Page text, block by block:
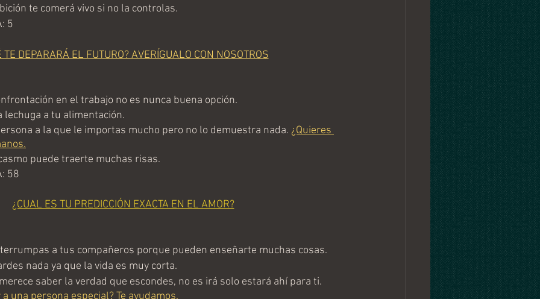
te comerá vivo si no la controlas.
5
TE DEPARARÁ EL FUTURO? AVERÍGUALO CON NOSOTROS
en el trabajo no es nunca buena opción.
lechuga a tu alimentación.
a la que le importas mucho pero no lo demuestra nada. ¿Quieres
puede traerte muchas risas.
58
¿CUAL ES TU PREDICCIÓN EXACTA EN EL AMOR?
a tus compañeros porque pueden enseñarte muchas cosas.
nada ya que la vida es muy corta.
saber la verdad que escondes, no es irá solo estará ahí para ti.
una persona especial? Te ayudamos.